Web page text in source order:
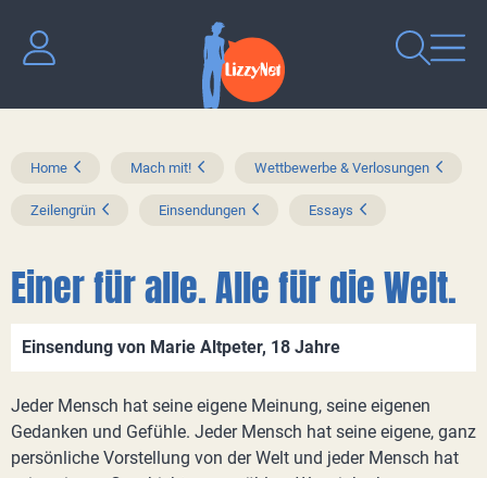
Home Mach mit! Wettbewerbe & Verlosungen
Zeilengrün Einsendungen Essays
Einer für alle. Alle für die Welt.
Einsendung von Marie Altpeter, 18 Jahre
Jeder Mensch hat seine eigene Meinung, seine eigenen
Gedanken und Gefühle. Jeder Mensch hat seine eigene, ganz
persönliche Vorstellung von der Welt und jeder Mensch hat